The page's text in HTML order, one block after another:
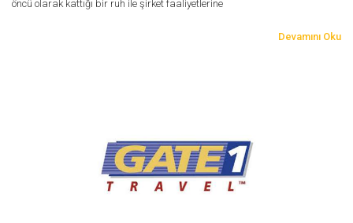
öncü olarak kattığı bir ruh ile şirket faaliyetlerine
Devamını Oku